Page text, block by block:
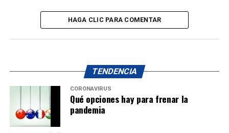
HAGA CLIC PARA COMENTAR
TENDENCIA
CORONAVIRUS
Qué opciones hay para frenar la
pandemia